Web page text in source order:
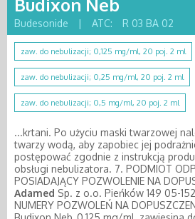
Budixon Neb
Budesonide
| ATC: R 03 BA 02
zaw. do nebulizacji; 0,125 mg/ml, 20 poj. 2 ml
zaw. do nebulizacji; 0,25 mg/ml, 20 poj. 2 ml
zaw. do nebulizacji; 0,5 mg/ml, 20 poj. 2 ml
...krtani. Po użyciu maski twarzowej
twarzy wodą, aby zapobiec jej
postępować zgodnie z instrukcją
obsługi nebulizatora. 7. PODMIOT
POSIADAJĄCY POZWOLENIE NA
Adamed Sp. z o.o. Pieńków 149 05-
NUMERY POZWOLEŃ NA